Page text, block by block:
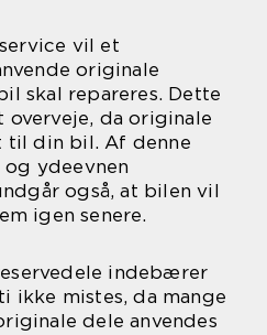
vil et
originale
skal repareres. Dette
da originale
til din bil. Af denne
ydeevnen
også, at bilen vil
igen senere.
indebærer
ikke mistes, da mange
dele anvendes